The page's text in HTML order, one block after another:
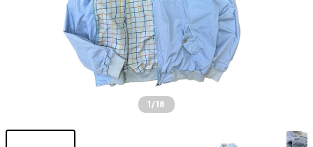
1/18